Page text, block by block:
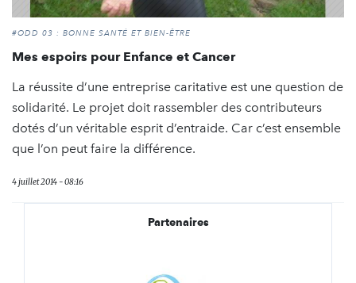
#ODD 03 : BONNE SANTÉ ET BIEN-ÊTRE
Mes espoirs pour Enfance et Cancer
La réussite d’une entreprise caritative est une question de
solidarité. Le projet doit rassembler des contributeurs
dotés d’un véritable esprit d’entraide. Car c’est ensemble
que l’on peut faire la différence.
4 juillet 2014 - 08:16
Partenaires